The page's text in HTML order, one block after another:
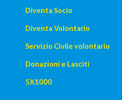
Diventa Socio
Diventa Volontario
Servizio Civile volontario
Donazioni e Lasciti
5X1000